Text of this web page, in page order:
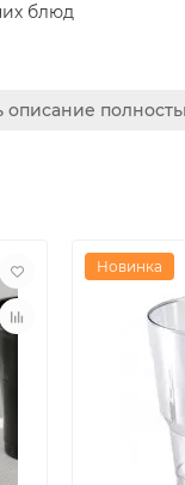
блюд
описание
Новинка